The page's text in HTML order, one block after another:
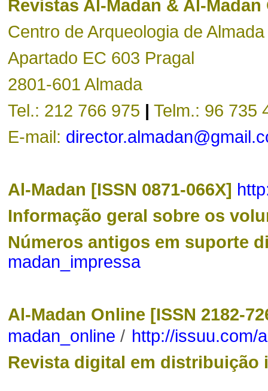
Revistas Al-Madan & Al-
Centro de Arqueologia de Almada
Apartado EC 603 Pragal
2801-601 Almada
Tel.: 212 766 975 | Telm.: 96 735
E-mail:
Al-Madan [ISSN 0871-066X]
Informação geral sobre os
Números antigos em suporte
madan_impressa
Al-Madan Online [ISSN 2182-
madan_online / http://issuu.com/
Revista digital em distribuição